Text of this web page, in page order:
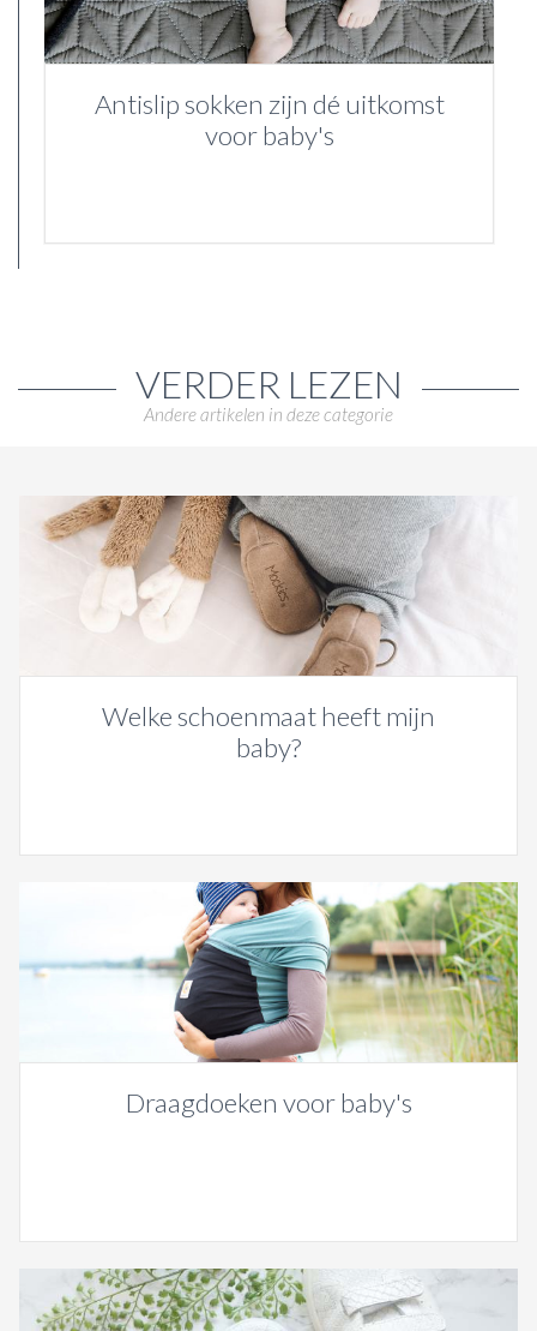
Antislip sokken zijn dé uitkomst
voor baby's
VERDER LEZEN
Andere artikelen in deze categorie
Welke schoenmaat heeft mijn
baby?
Draagdoeken voor baby's